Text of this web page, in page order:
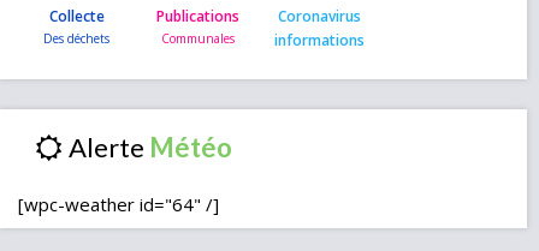
Collecte Publications
Coronavirus
informations
Alerte
[wpc-weather id="64" /]